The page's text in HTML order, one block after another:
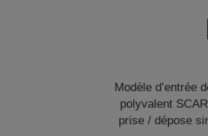
Modèle d’entrée
polyvalent
prise / dépose